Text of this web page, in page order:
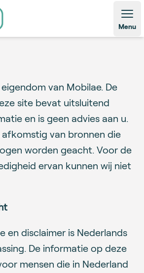
Menu
van Mobilae. De
site bevat uitsluitend
en is geen advies aan u.
van bronnen die
worden geacht. Voor de
ervan kunnen wij niet
en disclaimer is Nederlands
De informatie op deze
mensen die in Nederland